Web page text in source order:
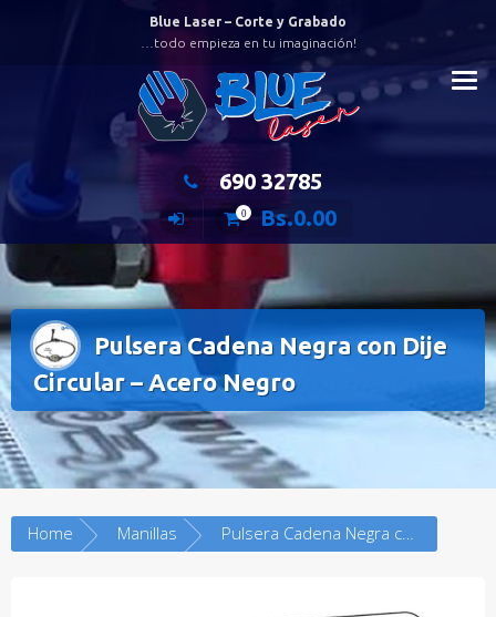
Blue Laser – Corte y Grabado
…todo empieza en tu imaginación!
690 32785
0 Bs.0.00
Pulsera Cadena Negra con Dije
Circular – Acero Negro
Home Manillas Pulsera Cadena Negra con Dije Circular – Acero Negro